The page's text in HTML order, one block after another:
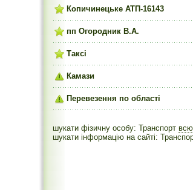
Копичинецьке АТП-16143
пп Огородник В.А.
Таксі
Камази
Перевезення по області
шукати фізичну особу: Транспорт
шукати інформацію на сайті: